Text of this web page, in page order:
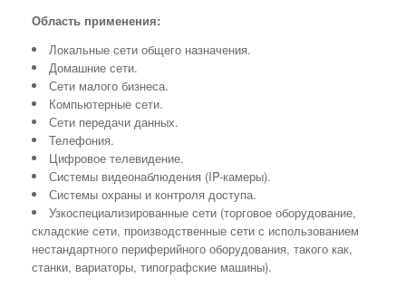
Область применения:
Локальные сети общего назначения.
Домашние сети.
Сети малого бизнеса.
Компьютерные сети.
Сети передачи данных.
Телефония.
Цифровое телевидение.
Системы видеонаблюдения (IP-камеры).
Системы охраны и контроля доступа.
Узкоспециализированные сети (торговое оборудование,
складские сети, производственные сети с использованием
нестандартного периферийного оборудования, такого как,
станки, вариаторы, типографские машины).